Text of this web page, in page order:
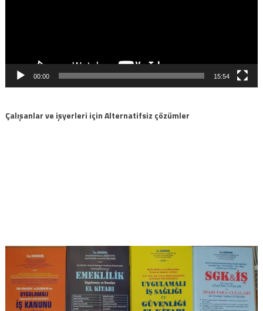
00:00 15:54
Çalışanlar ve işyerleri için Alternatifsiz çözümler